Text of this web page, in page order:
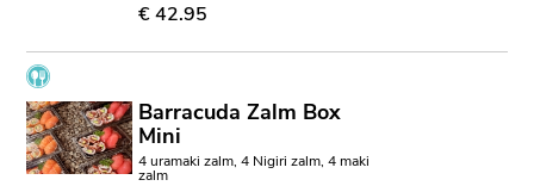
€ 42.95
Barracuda Zalm Box
Mini
4 uramaki zalm, 4 Nigiri zalm, 4 maki
zalm